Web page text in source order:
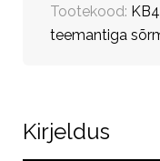
Tootekood:
teemantiga
Kirjeldus